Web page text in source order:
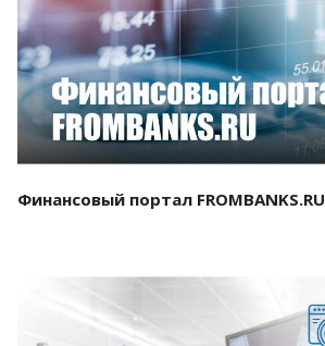
Смотреть проект
Финансовый портал FROMBANKS.RU